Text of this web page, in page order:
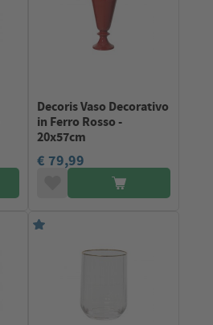
Decoris Vaso Decorativo
in Ferro Rosso -
20x57cm
€ 79,99